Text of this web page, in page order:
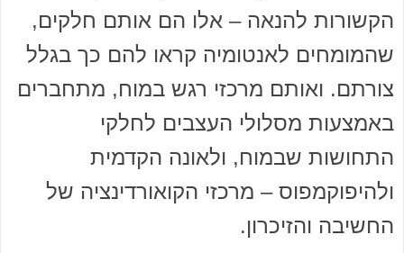
הקשורות להנאה – אלו הם אותם חלקים,
שהמומחים לאנטומיה קראו להם כך בגלל
צורתם. ואותם מרכזי רגש במוח, מתחברים
באמצעות מסלולי העצבים לחלקי
התחושות שבמוח, ולאונה הקדמית
ולהיפוקמפוס – מרכזי הקואורדינציה של
החשיבה והזיכרון.